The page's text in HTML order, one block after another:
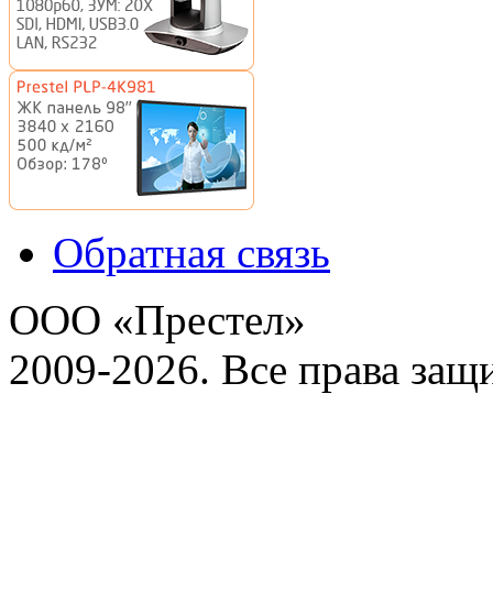
Обратная связь
ООО «Престел»
2009-2026. Все права